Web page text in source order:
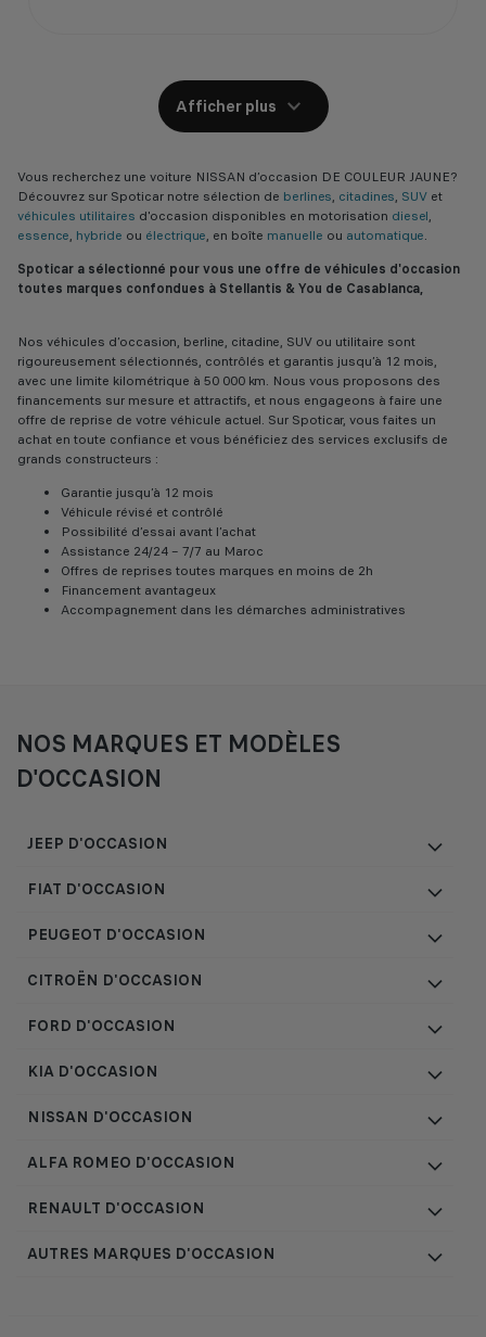
Afficher plus
Vous recherchez une voiture NISSAN d’occasion DE COULEUR JAUNE?
Découvrez sur Spoticar notre sélection de berlines, citadines, SUV et
véhicules utilitaires d'occasion disponibles en motorisation diesel,
essence, hybride ou électrique, en boîte manuelle ou automatique.
Spoticar a sélectionné pour vous une offre de véhicules d'occasion
toutes marques confondues à Stellantis & You de Casablanca,
Nos véhicules d’occasion, berline, citadine, SUV ou utilitaire sont
rigoureusement sélectionnés, contrôlés et garantis jusqu’à 12 mois,
avec une limite kilométrique à 50 000 km. Nous vous proposons des
financements sur mesure et attractifs, et nous engageons à faire une
offre de reprise de votre véhicule actuel. Sur Spoticar, vous faites un
achat en toute confiance et vous bénéficiez des services exclusifs de
grands constructeurs :
Garantie jusqu’à 12 mois
Véhicule révisé et contrôlé
Possibilité d’essai avant l’achat
Assistance 24/24 – 7/7 au Maroc
Offres de reprises toutes marques en moins de 2h
Financement avantageux
Accompagnement dans les démarches administratives
NOS MARQUES ET MODÈLES
D'OCCASION
JEEP D'OCCASION
FIAT D'OCCASION
PEUGEOT D'OCCASION
CITROËN D'OCCASION
FORD D'OCCASION
KIA D'OCCASION
NISSAN D'OCCASION
ALFA ROMEO D'OCCASION
RENAULT D'OCCASION
AUTRES MARQUES D'OCCASION